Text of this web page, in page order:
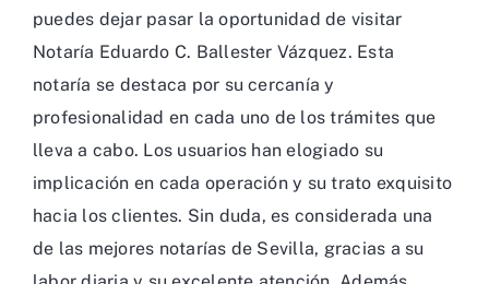
puedes dejar pasar la oportunidad de visitar
Notaría Eduardo C. Ballester Vázquez. Esta
notaría se destaca por su cercanía y
profesionalidad en cada uno de los trámites que
lleva a cabo. Los usuarios han elogiado su
implicación en cada operación y su trato exquisito
hacia los clientes. Sin duda, es considerada una
de las mejores notarías de Sevilla, gracias a su